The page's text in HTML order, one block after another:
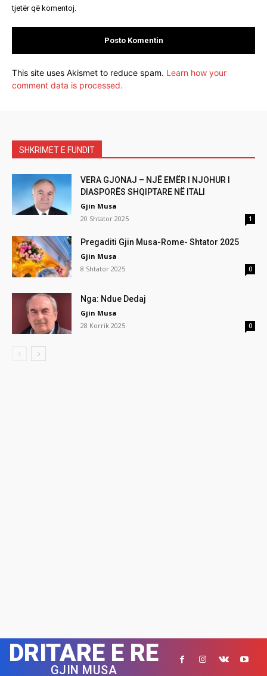
tjetër që komentoj.
This site uses Akismet to reduce spam. Learn how your
comment data is processed.
SHKRIMET E FUNDIT
VERA GJONAJ – NJË EMËR I NJOHUR I
DIASPORËS SHQIPTARE NË ITALI
Gjin Musa
20 Shtator 2025
1
Pregaditi Gjin Musa-Rome- Shtator 2025
Gjin Musa
8 Shtator 2025
0
Nga: Ndue Dedaj
Gjin Musa
28 Korrik 2025
0
DRITARE E RE
GJIN MUSA